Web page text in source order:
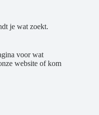
je wat zoekt.
voor wat
website of kom